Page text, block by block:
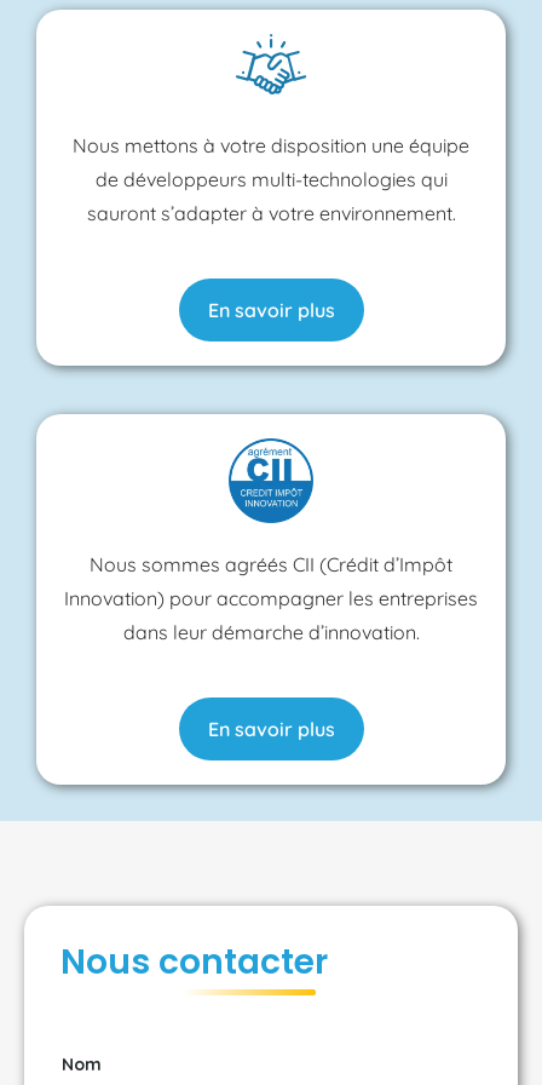
Nous mettons à votre disposition une équipe
de développeurs multi-technologies qui
sauront s’adapter à votre environnement.
En savoir plus
Nous sommes agréés CII (Crédit d’Impôt
Innovation) pour accompagner les entreprises
dans leur démarche d’innovation.
En savoir plus
Nous contacter
Nom